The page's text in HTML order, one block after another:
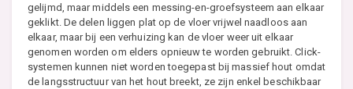
gelijmd, maar middels een messing-en-groefsysteem aan elkaar
geklikt. De delen liggen plat op de vloer vrijwel naadloos aan
elkaar, maar bij een verhuizing kan de vloer weer uit elkaar
genomen worden om elders opnieuw te worden gebruikt. Click-
systemen kunnen niet worden toegepast bij massief hout omdat
de langsstructuur van het hout breekt, ze zijn enkel beschikbaar